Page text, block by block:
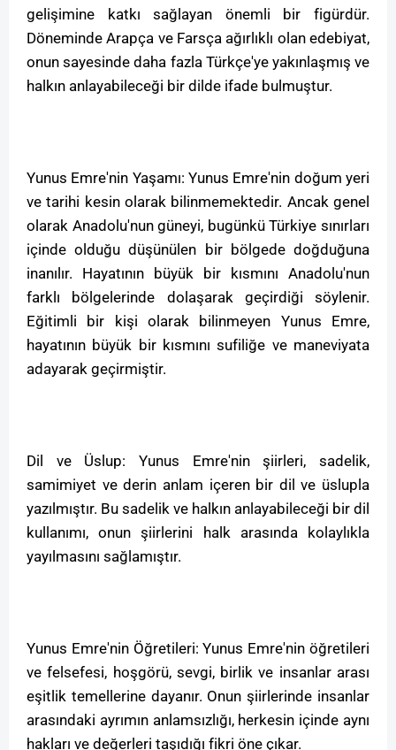
gelişimine katkı sağlayan önemli bir figürdür.
Döneminde Arapça ve Farsça ağırlıklı olan edebiyat,
onun sayesinde daha fazla Türkçe'ye yakınlaşmış ve
halkın anlayabileceği bir dilde ifade bulmuştur.
Yunus Emre'nin Yaşamı: Yunus Emre'nin doğum yeri
ve tarihi kesin olarak bilinmemektedir. Ancak genel
olarak Anadolu'nun güneyi, bugünkü Türkiye sınırları
içinde olduğu düşünülen bir bölgede doğduğuna
inanılır. Hayatının büyük bir kısmını Anadolu'nun
farklı bölgelerinde dolaşarak geçirdiği söylenir.
Eğitimli bir kişi olarak bilinmeyen Yunus Emre,
hayatının büyük bir kısmını sufiliğe ve maneviyata
adayarak geçirmiştir.
Dil ve Üslup: Yunus Emre'nin şiirleri, sadelik,
samimiyet ve derin anlam içeren bir dil ve üslupla
yazılmıştır. Bu sadelik ve halkın anlayabileceği bir dil
kullanımı, onun şiirlerini halk arasında kolaylıkla
yayılmasını sağlamıştır.
Yunus Emre'nin Öğretileri: Yunus Emre'nin öğretileri
ve felsefesi, hoşgörü, sevgi, birlik ve insanlar arası
eşitlik temellerine dayanır. Onun şiirlerinde insanlar
arasındaki ayrımın anlamsızlığı, herkesin içinde aynı
hakları ve değerleri taşıdığı fikri öne çıkar.